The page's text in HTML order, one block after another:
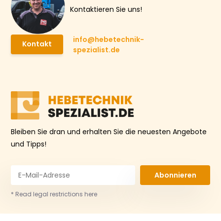
Kontaktieren Sie uns!
Kontakt
info@hebetechnik-
spezialist.de
Bleiben Sie dran und erhalten Sie die neuesten Angebote
und Tipps!
Abonnieren
* Read legal restrictions here